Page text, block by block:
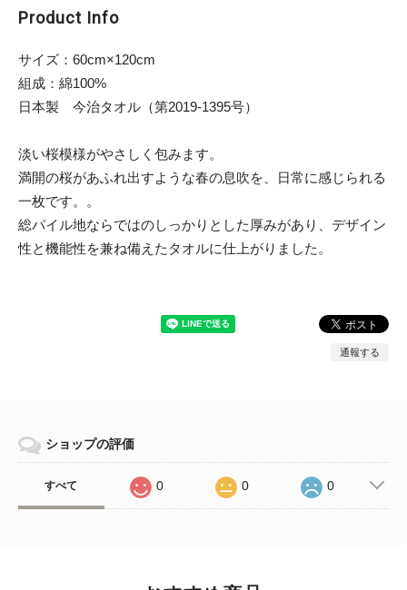
Product Info
サイズ：60cm×120cm
組成：綿100%
日本製 今治タオル（第2019-1395号）
淡い桜模様がやさしく包みます。
満開の桜があふれ出すような春の息吹を、日常に感じられる
一枚です。。
総パイル地ならではのしっかりとした厚みがあり、デザイン
性と機能性を兼ね備えたタオルに仕上がりました。
通報する
ショップの評価
すべて 0 0 0